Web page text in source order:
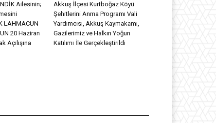
Ailesinin;
LAHMACUN
20 Haziran
Açılışına
Akkuş İlçesi Kurtboğaz Köyü
Şehitlerini Anma Programı Vali
Yardımcısı, Akkuş Kaymakamı,
Gazilerimiz ve Halkın Yoğun
Katılımı İle Gerçekleştirildi